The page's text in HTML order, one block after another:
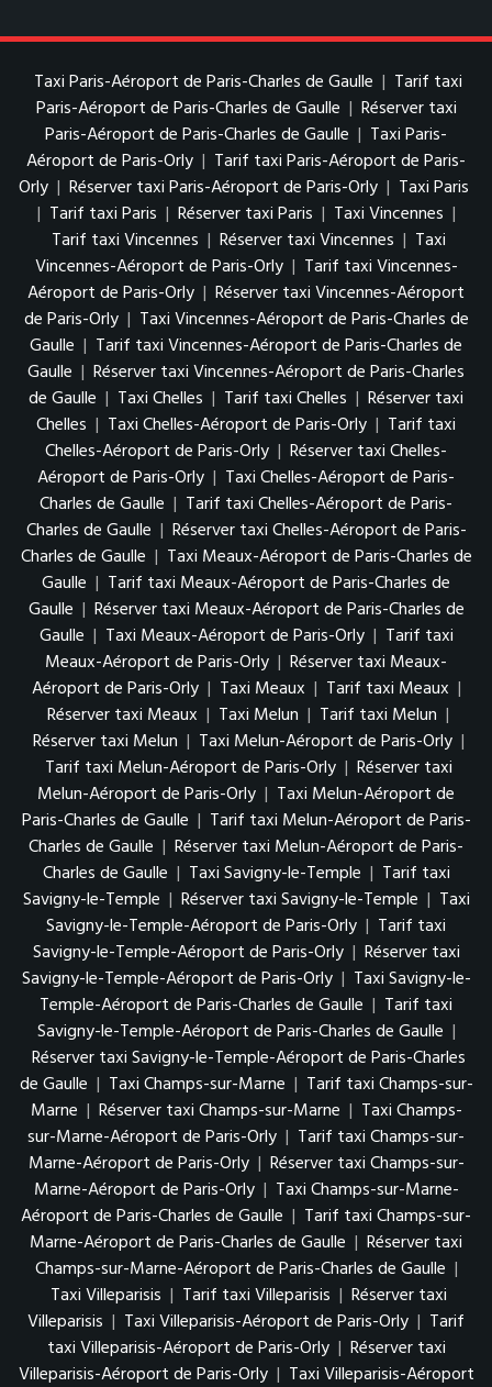
Taxi Paris-Aéroport de Paris-Charles de Gaulle | Tarif taxi
Paris-Aéroport de Paris-Charles de Gaulle | Réserver taxi
Paris-Aéroport de Paris-Charles de Gaulle | Taxi Paris-
Aéroport de Paris-Orly | Tarif taxi Paris-Aéroport de Paris-
Orly | Réserver taxi Paris-Aéroport de Paris-Orly | Taxi Paris
| Tarif taxi Paris | Réserver taxi Paris | Taxi Vincennes |
Tarif taxi Vincennes | Réserver taxi Vincennes | Taxi
Vincennes-Aéroport de Paris-Orly | Tarif taxi Vincennes-
Aéroport de Paris-Orly | Réserver taxi Vincennes-Aéroport
de Paris-Orly | Taxi Vincennes-Aéroport de Paris-Charles de
Gaulle | Tarif taxi Vincennes-Aéroport de Paris-Charles de
Gaulle | Réserver taxi Vincennes-Aéroport de Paris-Charles
de Gaulle | Taxi Chelles | Tarif taxi Chelles | Réserver taxi
Chelles | Taxi Chelles-Aéroport de Paris-Orly | Tarif taxi
Chelles-Aéroport de Paris-Orly | Réserver taxi Chelles-
Aéroport de Paris-Orly | Taxi Chelles-Aéroport de Paris-
Charles de Gaulle | Tarif taxi Chelles-Aéroport de Paris-
Charles de Gaulle | Réserver taxi Chelles-Aéroport de Paris-
Charles de Gaulle | Taxi Meaux-Aéroport de Paris-Charles de
Gaulle | Tarif taxi Meaux-Aéroport de Paris-Charles de
Gaulle | Réserver taxi Meaux-Aéroport de Paris-Charles de
Gaulle | Taxi Meaux-Aéroport de Paris-Orly | Tarif taxi
Meaux-Aéroport de Paris-Orly | Réserver taxi Meaux-
Aéroport de Paris-Orly | Taxi Meaux | Tarif taxi Meaux |
Réserver taxi Meaux | Taxi Melun | Tarif taxi Melun |
Réserver taxi Melun | Taxi Melun-Aéroport de Paris-Orly |
Tarif taxi Melun-Aéroport de Paris-Orly | Réserver taxi
Melun-Aéroport de Paris-Orly | Taxi Melun-Aéroport de
Paris-Charles de Gaulle | Tarif taxi Melun-Aéroport de Paris-
Charles de Gaulle | Réserver taxi Melun-Aéroport de Paris-
Charles de Gaulle | Taxi Savigny-le-Temple | Tarif taxi
Savigny-le-Temple | Réserver taxi Savigny-le-Temple | Taxi
Savigny-le-Temple-Aéroport de Paris-Orly | Tarif taxi
Savigny-le-Temple-Aéroport de Paris-Orly | Réserver taxi
Savigny-le-Temple-Aéroport de Paris-Orly | Taxi Savigny-le-
Temple-Aéroport de Paris-Charles de Gaulle | Tarif taxi
Savigny-le-Temple-Aéroport de Paris-Charles de Gaulle |
Réserver taxi Savigny-le-Temple-Aéroport de Paris-Charles
de Gaulle | Taxi Champs-sur-Marne | Tarif taxi Champs-sur-
Marne | Réserver taxi Champs-sur-Marne | Taxi Champs-
sur-Marne-Aéroport de Paris-Orly | Tarif taxi Champs-sur-
Marne-Aéroport de Paris-Orly | Réserver taxi Champs-sur-
Marne-Aéroport de Paris-Orly | Taxi Champs-sur-Marne-
Aéroport de Paris-Charles de Gaulle | Tarif taxi Champs-sur-
Marne-Aéroport de Paris-Charles de Gaulle | Réserver taxi
Champs-sur-Marne-Aéroport de Paris-Charles de Gaulle |
Taxi Villeparisis | Tarif taxi Villeparisis | Réserver taxi
Villeparisis | Taxi Villeparisis-Aéroport de Paris-Orly | Tarif
taxi Villeparisis-Aéroport de Paris-Orly | Réserver taxi
Villeparisis-Aéroport de Paris-Orly | Taxi Villeparisis-Aéroport